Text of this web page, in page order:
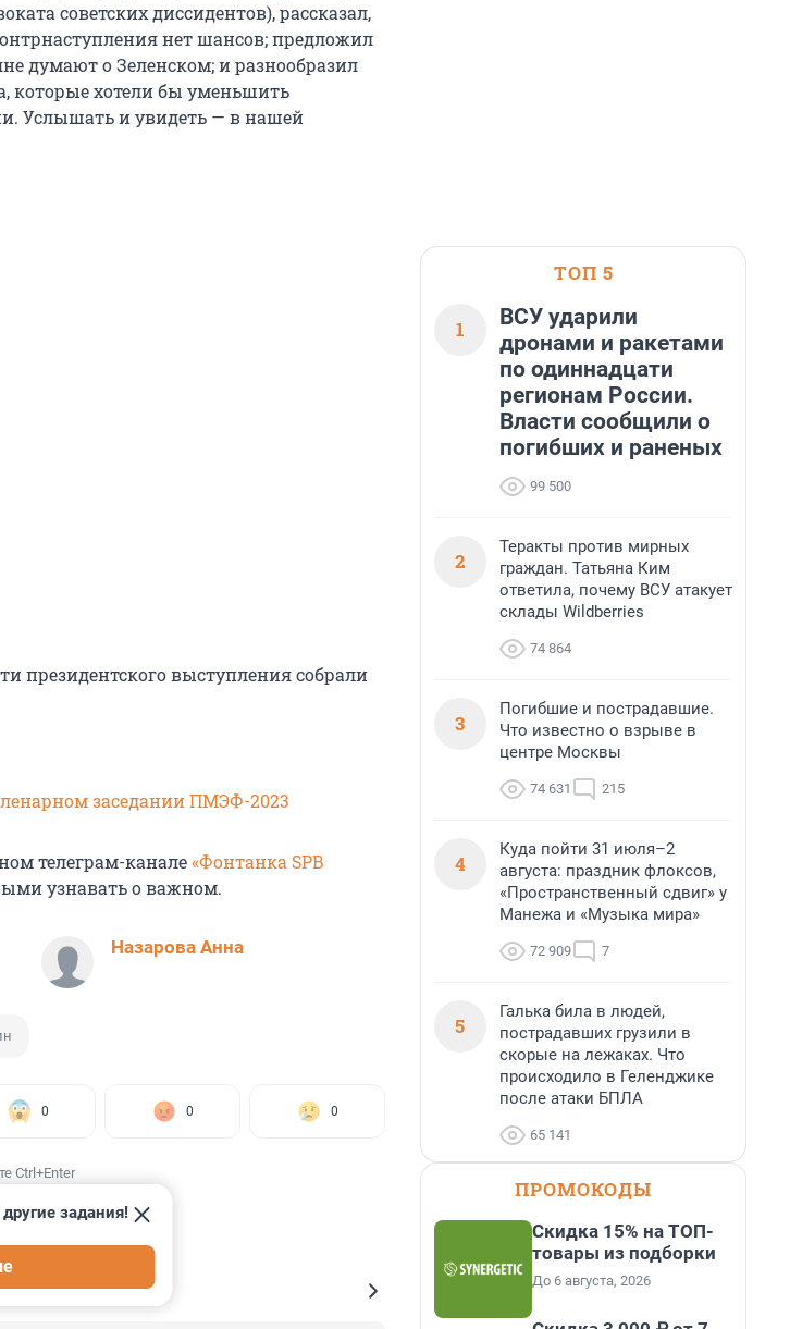
советских диссидентов), рассказал,
нет шансов; предложил
думают о Зеленском; и разнообразил
которые хотели бы уменьшить
Услышать и увидеть — в нашей
президентского выступления собрали
заседании ПМЭФ-2023
телеграм-канале«Фонтанка SPB
узнавать о важном.
Назарова Анна
0 0 0
Ctrl+Enter
задания!
ТОП 5
1
ВСУ ударили
дронами и ракетами
по одиннадцати
регионам России.
Власти сообщили о
погибших и раненых
99 500
2
Теракты против мирных
граждан. Татьяна Ким
ответила, почему ВСУ атакует
склады Wildberries
74 864
3
Погибшие и пострадавшие.
Что известно о взрыве в
центре Москвы
74 631 215
4
Куда пойти 31 июля–2
августа: праздник флоксов,
«Пространственный сдвиг» у
Манежа и «Музыка мира»
72 909 7
5
Галька била в людей,
пострадавших грузили в
скорые на лежаках. Что
происходило в Геленджике
после атаки БПЛА
65 141
ПРОМОКОДЫ
Скидка 15% на ТОП-
товары из подборки
До 6 августа, 2026